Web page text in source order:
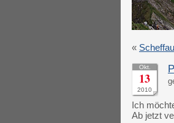
«
Okt.
13
2010
Ich
Ab jetzt